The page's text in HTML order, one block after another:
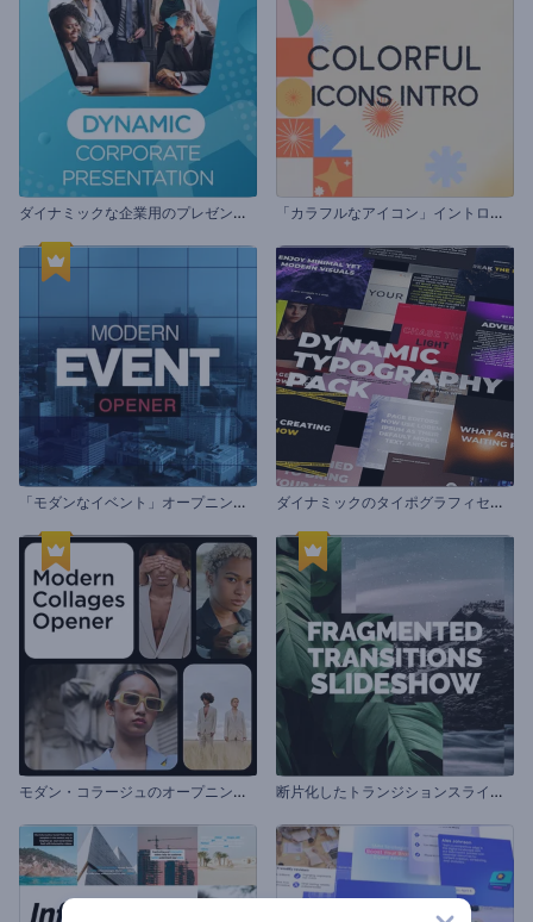
ダ
イナミックな企業用のプレゼンテーション 「
カラフルなアイコン」イントロ動画
「
モダンなイベント」オープニング動画 ダ
イナミックのタイポグラフィセット
モ
ダン・コラージュのオープニング動画 断
片化したトランジションスライドショー